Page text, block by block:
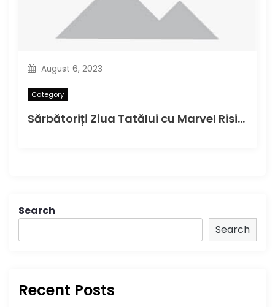
August 6, 2023
Category
Sărbătoriți Ziua Tatălui cu Marvel Rising Alpha#1 în această duminică
Search
Search
Recent Posts